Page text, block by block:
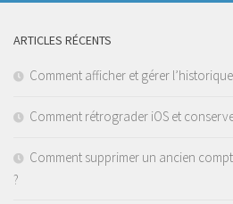
ARTICLES RÉCENTS
Comment afficher et gérer
Comment rétrograder iOS et
Comment supprimer un ancien
?